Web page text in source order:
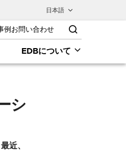
日本語
例 お問い合わせ
EDBについて
シ
近、